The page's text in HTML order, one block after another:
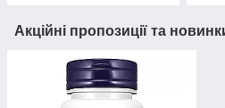
Акційні пропозиції та